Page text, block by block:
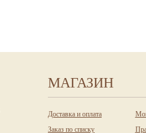
МАГАЗИН
Доставка и оплата
Заказ по списку